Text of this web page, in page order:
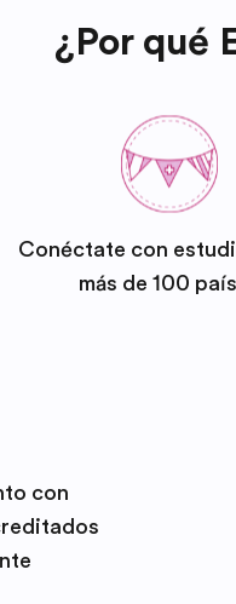
¿Por qué
Conéctate con
más de 100
con